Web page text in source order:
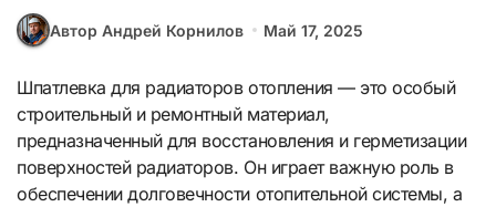
Автор Андрей Корнилов Май 17, 2025
Шпатлевка для радиаторов отопления — это особый
строительный и ремонтный материал,
предназначенный для восстановления и герметизации
поверхностей радиаторов. Он играет важную роль в
обеспечении долговечности отопительной системы, а